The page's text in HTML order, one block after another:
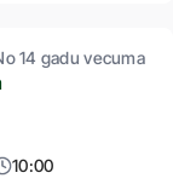
14 gadu vecuma
10:00